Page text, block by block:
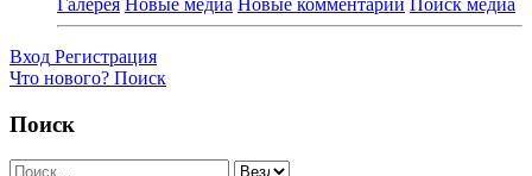
Галерея Новые медиа Новые комментарии Поиск медиа
Вход Регистрация
Что нового? Поиск
Поиск